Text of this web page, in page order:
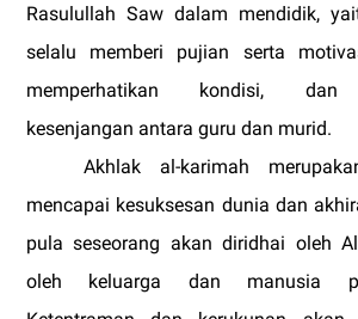
Rasulullah Saw dalam mendidik,
selalu memberi pujian serta
memperhatikan kondisi, dan
kesenjangan antara guru dan murid.
Akhlak al-karimah
mencapai kesuksesan dunia dan
pula seseorang akan diridhai oleh
oleh keluarga dan manusia